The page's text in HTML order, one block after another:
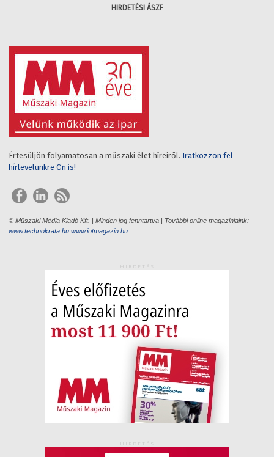
HIRDETÉSI ÁSZF
Értesüljön folyamatosan a műszaki élet híreiről. Iratkozzon fel
hírlevelünkre Ön is!
© Műszaki Média Kiadó Kft. | Minden jog fenntartva | További online magazinjaink:
www.technokrata.hu www.iotmagazin.hu
HIRDETÉS
HIRDETÉS